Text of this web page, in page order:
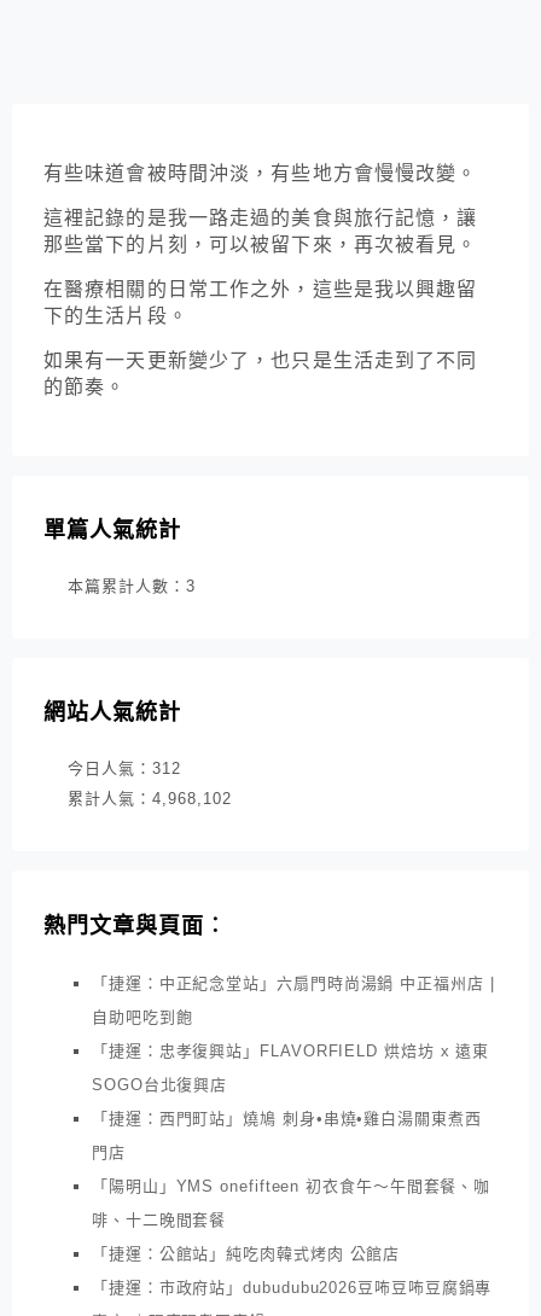
有些味道會被時間沖淡，有些地方會慢慢改變。
這裡記錄的是我一路走過的美食與旅行記憶，讓
那些當下的片刻，可以被留下來，再次被看見。
在醫療相關的日常工作之外，這些是我以興趣留
下的生活片段。
如果有一天更新變少了，也只是生活走到了不同
的節奏。
單篇人氣統計
本篇累計人數： 3
網站人氣統計
今日人氣： 312
累計人氣： 4,968,102
熱門文章與頁面︰
「捷運：中正紀念堂站」六扇門時尚湯鍋 中正福州店 |
自助吧吃到飽
「捷運：忠孝復興站」FLAVORFIELD 烘焙坊 x 遠東
SOGO台北復興店
「捷運：西門町站」燒鳩 刺身•串燒•雞白湯關東煮西
門店
「陽明山」YMS onefifteen 初衣食午～午間套餐、咖
啡、十二晚間套餐
「捷運：公館站」純吃肉韓式烤肉 公館店
「捷運：市政府站」dubudubu2026豆咘豆咘豆腐鍋專